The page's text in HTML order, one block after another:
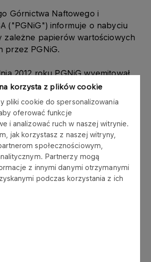
korzysta z plików cookie
pliki cookie do spersonalizowania
oferować funkcje
i analizować ruch w naszej witrynie.
jak korzystasz z naszej witryny,
społecznościowym,
Partnerzy mogą
z innymi danymi otrzymanymi
podczas korzystania z ich
Górnictwa Naftowego i
("PGNiG") informuje o nabyciu
zależne papierów wartościowych
przez PGNiG.
2012 roku PGNiG wyemitował
w ramach Programu Emisji
z dnia 1 grudnia 2010
Łączna wartość nominalna
20.000.000,00 zł (słownie:
złotych), w tym:
o łącznej wartości
(słownie: dwadzieścia milionów
wykupu w dniu 25 stycznia 2013
4,60% w skali roku, została